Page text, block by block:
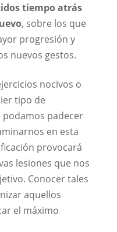
tiempo atrás
, sobre los que
progresión y
nuevos gestos.
nocivos o
tipo de
padecer
en esta
provocará
lesiones que nos
Conocer tales
aquellos
el máximo